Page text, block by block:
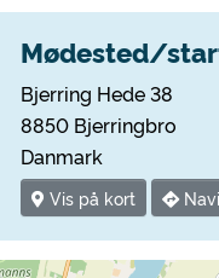
Mødested/
Bjerring Hede 38
8850 Bjerringbro
Danmark
Vis på kort